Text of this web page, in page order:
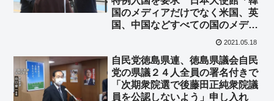
国のメディアだけでなく米国、英
国、中国などすべての国のメディ
アの新規入国を許可していない」
2021.05.18
自民党徳島県連、徳島県議会自民
党の県議２４人全員の署名付きで
「次期衆院選で後藤田正純衆院議
員を公認しないよう」申し入れ